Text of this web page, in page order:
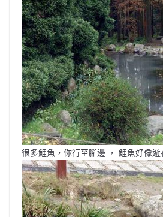
很多鯉魚，你行至腳邊 ， 鯉魚好像遊